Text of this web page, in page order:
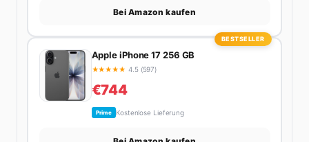
Bei Amazon kaufen
BESTSELLER
Apple iPhone 17 256 GB
★★★★★ 4.5 (597)
€744
Prime Kostenlose Lieferung